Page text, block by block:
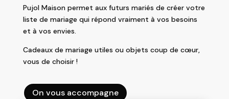
Pujol Maison permet aux futurs mariés de créer votre
liste de mariage qui répond vraiment à vos besoins
et à vos envies.
Cadeaux de mariage utiles ou objets coup de cœur,
vous de choisir !
On vous accompagne